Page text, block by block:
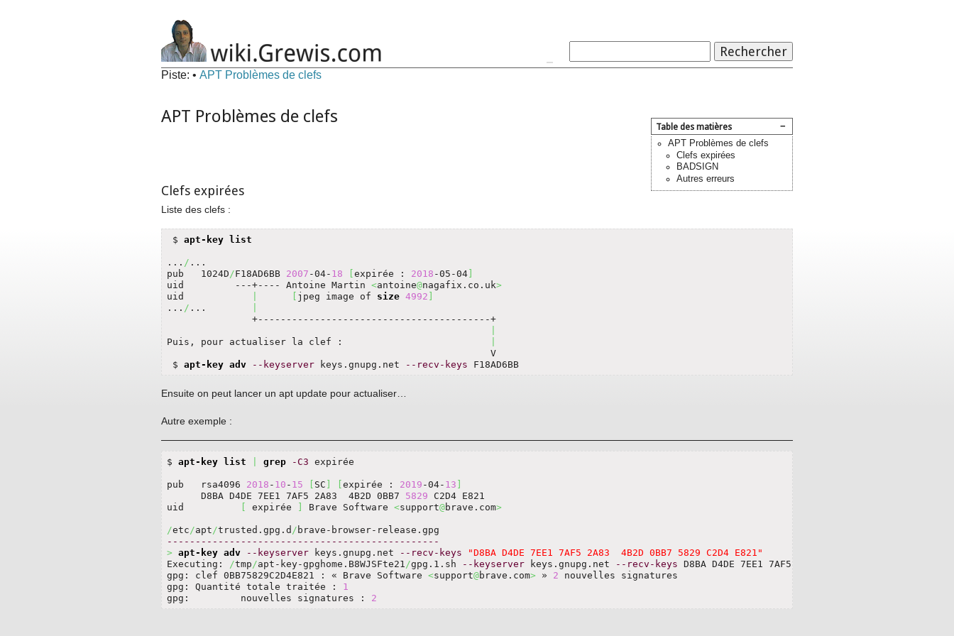
Piste: • APT Problèmes de clefs
−
Table des matières
APT Problèmes de clefs
Clefs expirées
BADSIGN
Autres erreurs
APT Problèmes de clefs
Clefs expirées
Liste des clefs :
$ apt-key list
... / ...
pub   1024D /F18AD6BB 2007 -04- 18 [expirée : 2018 -05-04]
uid         ---+---- Antoine Martin <antoine@nagafix.co.uk>
uid
[ jpeg image of size 4992 ]
... / ...
               +-----------------------------------------+
Puis, pour actualiser la clef :
                                                         V
$ apt-key adv --keyserver keys.gnupg.net --recv-keys F18AD6BB
Ensuite on peut lancer un apt update pour actualiser…
Autre exemple :
$ apt-key list grep -C3 expirée
pub   rsa4096 2018 - 10 - 15 [ SC ] [expirée : 2019 -04- 13 ]
      D8BA D4DE 7EE1 7AF5 2A83  4B2D 0BB7
5829 C2D4 E821
uid
[ expirée ] Brave Software <support@brave.com>
/etc /apt /trusted.gpg.d /
------------------------------------------------
> apt-key adv --keyserver keys.gnupg.net --recv-keys
"D8BA D4DE 7EE1 7AF5 2A83  4B2D 0BB7 5829 C2D4 E821"
Executing:
/tmp /apt-key-gpghome.B8WJSFte21 /gpg.1.sh --keyserver keys.gnupg.net --recv-keys D8BA D4DE 7EE1 7AF5 2A83  4B2D 0BB7
gpg: clef 0BB75829C2D4E821 : « Brave Software <support@brave.com> » 2 nouvelles signatures
gpg: Quantité totale traitée : 1
gpg:         nouvelles signatures : 2